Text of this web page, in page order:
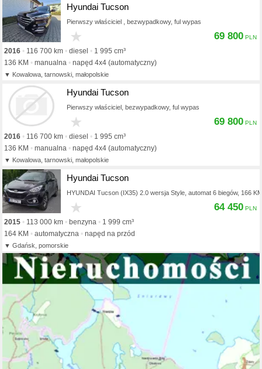
Hyundai Tucson
Pierwszy właściciel , bezwypadkowy, ful wypas
2016 116 700 km diesel
1 995 cm³
136 KM
manualna napęd 4x4 (automatyczny)
Kowalowa, tarnowski, małopolskie
69 800
Hyundai Tucson
Pierwszy właściciel, bezwypadkowy, ful wypas
2016 116 700 km diesel
1 995 cm³
136 KM
manualna napęd 4x4 (automatyczny)
Kowalowa, tarnowski, małopolskie
69 800
Hyundai Tucson
HYUNDAI Tucson (IX35) 2.0 wersja Style, automat 6 biegów, 166
2015 113 000 km benzyna
1 999 cm³
164 KM
automatyczna napęd na przód
Gdańsk, pomorskie
64 450